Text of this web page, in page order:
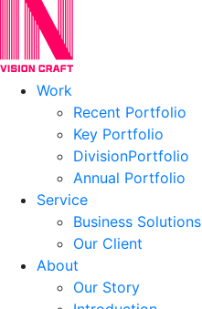
Work
Recent Portfolio
Key Portfolio
DivisionPortfolio
Annual Portfolio
Service
Business Solutions
Our Client
About
Our Story